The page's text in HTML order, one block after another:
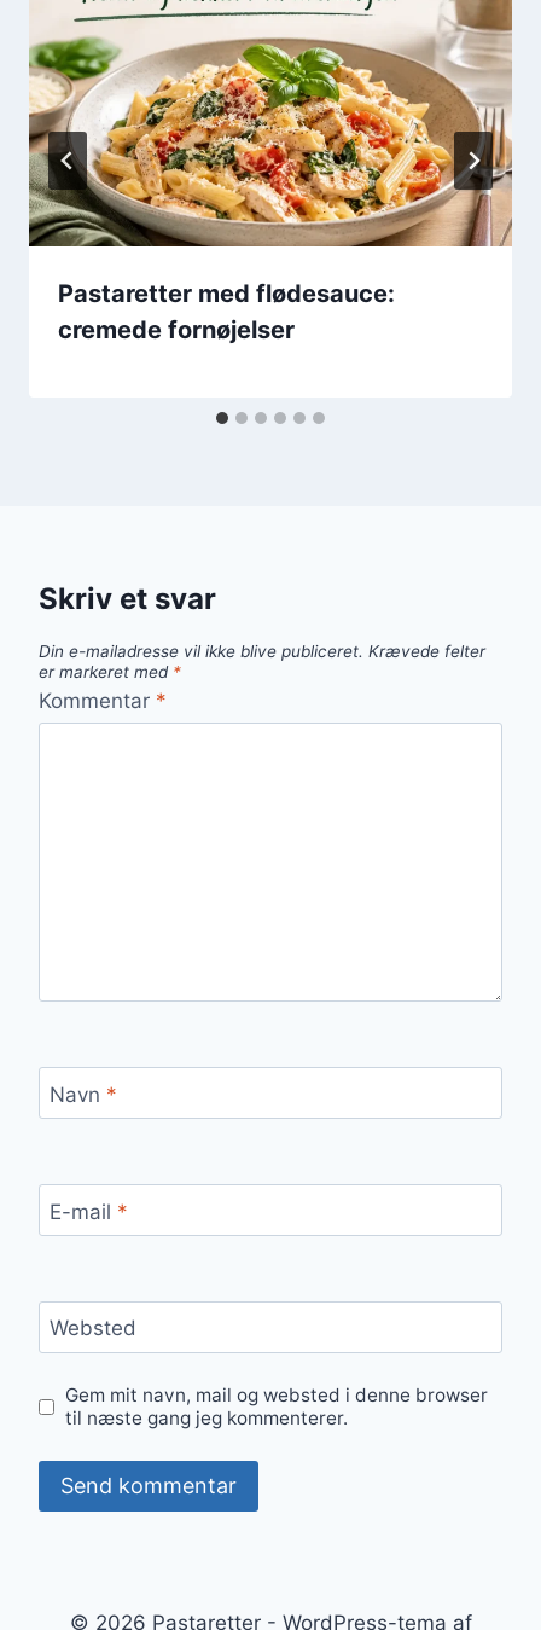
Pastaretter med flødesauce:
cremede fornøjelser
Skriv et svar
Din e-mailadresse vil ikke blive publiceret. Krævede felter
er markeret med *
Kommentar *
Navn *
E-mail *
Websted
Gem mit navn, mail og websted i denne browser
til næste gang jeg kommenterer.
© 2026 Pastaretter - WordPress-tema af